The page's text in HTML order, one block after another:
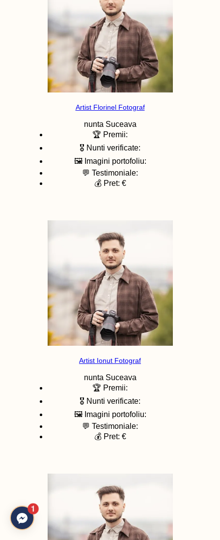
Artist Florinel Fotograf
nunta Suceava
🏆 Premii:
🎖️ Nunti verificate:
🖼️ Imagini portofoliu:
💬 Testimoniale:
💰 Pret: €
Artist Ionut Fotograf
nunta Suceava
🏆 Premii:
🎖️ Nunti verificate:
🖼️ Imagini portofoliu:
💬 Testimoniale:
💰 Pret: €